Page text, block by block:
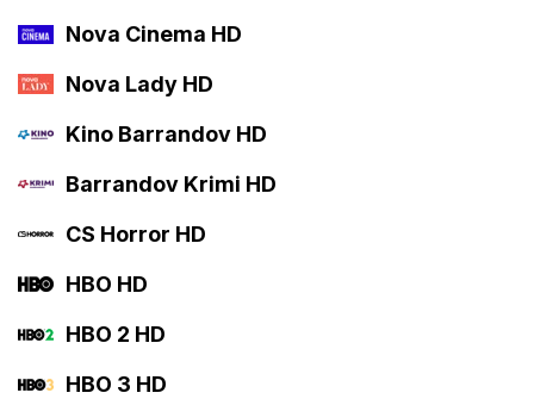
Nova Cinema HD
Nova Lady HD
Kino Barrandov HD
Barrandov Krimi HD
CS Horror HD
HBO HD
HBO 2 HD
HBO 3 HD